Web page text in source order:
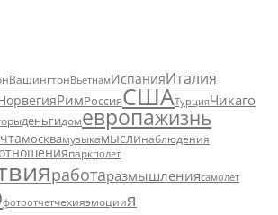
ВашингтонВьетнамИспанияИталия
РимРоссияСШАТурцияЧикаго
деньгидомевропажизнь
москвамузыкамыслинаблюдения
паркполет
работаразмышлениясамолет
фотоотчетчехияэмоциия